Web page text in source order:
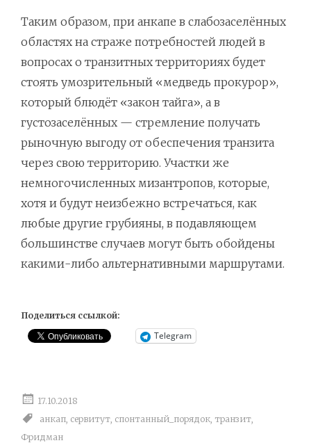
Таким образом, при анкапе в слабозаселённых
областях на страже потребностей людей в
вопросах о транзитных территориях будет
стоять умозрительный «медведь прокурор»,
который блюдёт «закон тайга», а в
густозаселённых — стремление получать
рыночную выгоду от обеспечения транзита
через свою территорию. Участки же
немногочисленных мизантропов, которые,
хотя и будут неизбежно встречаться, как
любые другие грубияны, в подавляющем
большинстве случаев могут быть обойдены
какими-либо альтернативными маршрутами.
Поделиться ссылкой:
Telegram
17.10.2018
анкап сервитут спонтанный_порядок транзит
Фридман